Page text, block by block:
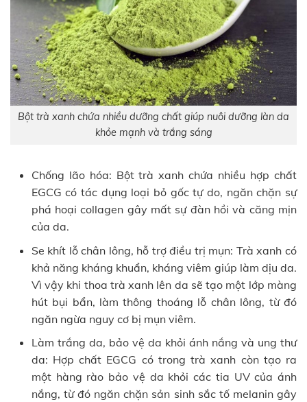
Bột trà xanh chứa nhiều dưỡng chất giúp nuôi dưỡng làn da
khỏe mạnh và trắng sáng
Chống lão hóa: Bột trà xanh chứa nhiều hợp chất
EGCG có tác dụng loại bỏ gốc tự do, ngăn chặn sự
phá hoại collagen gây mất sự đàn hồi và căng mịn
của da.
Se khít lỗ chân lông, hỗ trợ điều trị mụn: Trà xanh có
khả năng kháng khuẩn, kháng viêm giúp làm dịu da.
Vì vậy khi thoa trà xanh lên da sẽ tạo một lớp màng
hút bụi bẩn, làm thông thoáng lỗ chân lông, từ đó
ngăn ngừa nguy cơ bị mụn viêm.
Làm trắng da, bảo vệ da khỏi ánh nắng và ung thư
da: Hợp chất EGCG có trong trà xanh còn tạo ra
một hàng rào bảo vệ da khỏi các tia UV của ánh
nắng, từ đó ngăn chặn sản sinh sắc tố melanin gây